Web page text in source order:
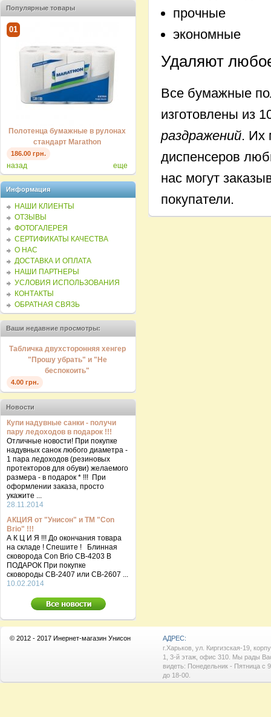
прочные
экономные
Удаляют
Все бумажные
изготовлены из
раздражений. Их
диспенсеров
нас могут
покупатели.
Популярные товары
01
Полотенца бумажные в рулонах
стандарт Marathon
186.00 грн.
Полотенца бумажные в рулонах
стандарт Marathon
186.00 грн.
назад еще
Информация
НАШИ КЛИЕНТЫ
ОТЗЫВЫ
ФОТОГАЛЕРЕЯ
СЕРТИФИКАТЫ КАЧЕСТВА
О НАС
ДОСТАВКА И ОПЛАТА
НАШИ ПАРТНЕРЫ
УСЛОВИЯ ИСПОЛЬЗОВАНИЯ
КОНТАКТЫ
ОБРАТНАЯ СВЯЗЬ
Ваши недавние просмотры:
Табличка двухсторонняя хенгер
"Прошу убрать" и "Не
беспокоить"
4.00 грн.
Новости
Купи надувные санки - получи
пару ледоходов в подарок !!!
Отличные новости! При покупке
надувных санок любого диаметра -
1 пара ледоходов (резиновых
протекторов для обуви) желаемого
размера - в подарок * !!! При
оформлении заказа, просто
укажите ...
28.11.2014
АКЦИЯ от "Унисон" и ТМ "Con
Brio" !!!
А К Ц И Я !!! До окончания товара
на складе ! Спешите ! Блинная
сковорода Con Brio CB-4203 В
ПОДАРОК При покупке
сковороды СВ-2407 или СВ-2607 ...
10.02.2014
© 2012 - 2017 Инернет-магазин Унисон
АДРЕС:
г.Харьков, ул. Киргизская-19,
1, 3-й этаж, офис 310. Мы рады
видеть: Понедельник - Пятница с
до 18-00.